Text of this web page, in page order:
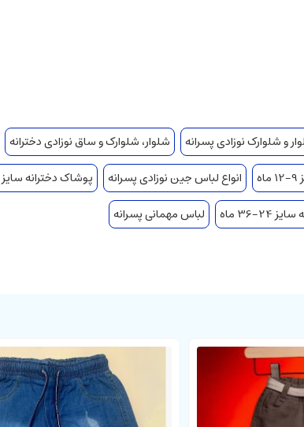
و شلوارک نوزادی پسرانه شلوار، شلوارک و ساق نوزادی دخترانه
انواع لباس جین نوزادی پسرانه پوشاک دخترانه سایز 12-18 ماه
36 ماه لباس مهمانی پسرانه